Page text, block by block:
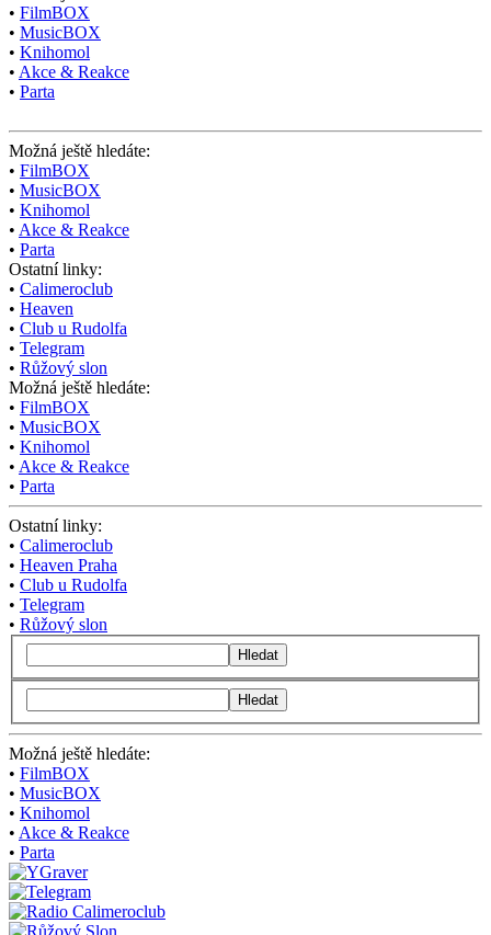
• FilmBOX
• MusicBOX
• Knihomol
• Akce & Reakce
• Parta
Možná ještě hledáte:
• FilmBOX
• MusicBOX
• Knihomol
• Akce & Reakce
• Parta
Ostatní linky:
• Calimeroclub
• Heaven
• Club u Rudolfa
• Telegram
• Růžový slon
Možná ještě hledáte:
• FilmBOX
• MusicBOX
• Knihomol
• Akce & Reakce
• Parta
Ostatní linky:
• Calimeroclub
• Heaven Praha
• Club u Rudolfa
• Telegram
• Růžový slon
Hledat
Hledat
Možná ještě hledáte:
• FilmBOX
• MusicBOX
• Knihomol
• Akce & Reakce
• Parta